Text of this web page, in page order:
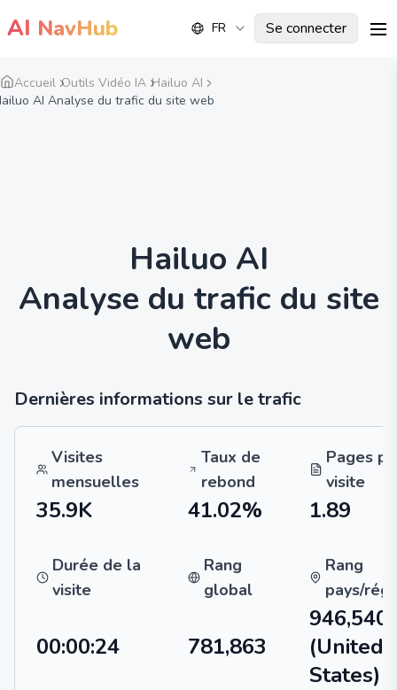
AI NavHub FR Se connecter
Accueil Outils Vidéo IA Hailuo AI
AI Analyse du trafic du site web
Hailuo AI
Analyse du trafic du site
web
Dernières informations sur le trafic
Visites
mensuelles
Taux de
rebond
Pages
visite
35.9K 41.02% 1.89
Durée de la
visite
Rang
global
Rang
pays/
00:00:24 781,863
946,540
(United
States)